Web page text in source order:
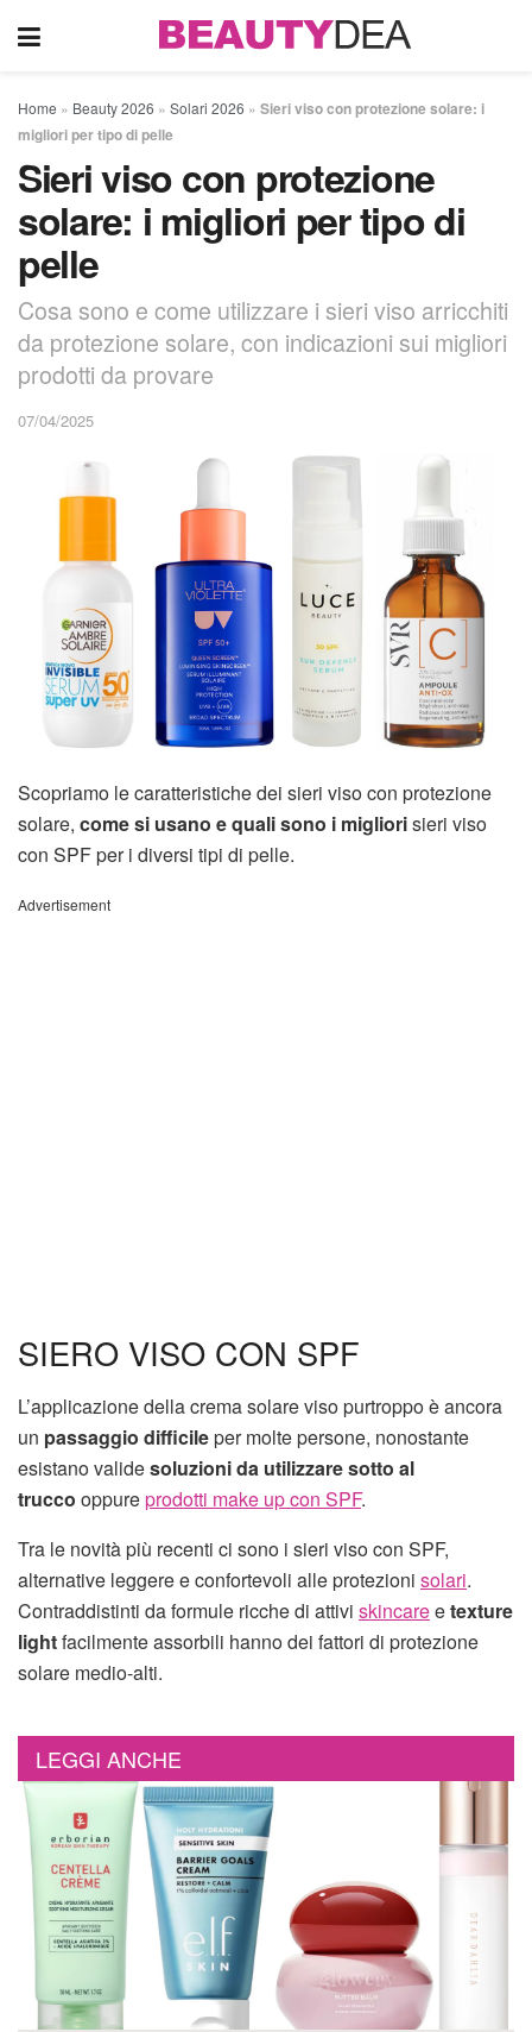
Home » Beauty 2026 » Solari 2026 » Sieri viso con protezione solare: i
migliori per tipo di pelle
Sieri viso con protezione
solare: i migliori per tipo di
pelle
Cosa sono e come utilizzare i sieri viso arricchiti
da protezione solare, con indicazioni sui migliori
prodotti da provare
07/04/2025
Scopriamo le caratteristiche dei sieri viso con protezione
solare, come si usano e quali sono i migliorisieri viso
con SPF per i diversi tipi di pelle.
Advertisement
SIERO VISO CON SPF
L’applicazione della crema solare viso purtroppo è ancora
un passaggio difficileper molte persone, nonostante
esistano validesoluzioni da utilizzare sotto al
trucco oppureprodotti make up con SPF.
Tra le novità più recenti ci sono i sieri viso con SPF,
alternative leggere e confortevoli alle protezioni solari.
Contraddistinti da formule ricche di attivi skincareetexture
lightfacilmente assorbili hanno dei fattori di protezione
solare medio-alti.
LEGGI ANCHE